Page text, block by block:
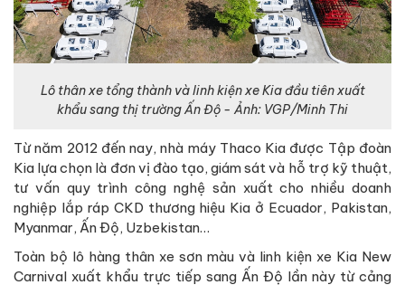
Lô thân xe tổng thành và linh kiện xe Kia đầu tiên xuất
khẩu sang thị trường Ấn Độ - Ảnh: VGP/Minh Thi
Từ năm 2012 đến nay, nhà máy Thaco Kia được Tập đoàn
Kia lựa chọn là đơn vị đào tạo, giám sát và hỗ trợ kỹ thuật,
tư vấn quy trình công nghệ sản xuất cho nhiều doanh
nghiệp lắp ráp CKD thương hiệu Kia ở Ecuador, Pakistan,
Myanmar, Ấn Độ, Uzbekistan…
Toàn bộ lô hàng thân xe sơn màu và linh kiện xe Kia New
Carnival xuất khẩu trực tiếp sang Ấn Độ lần này từ cảng